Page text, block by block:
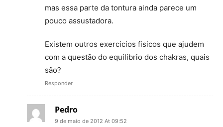
mas essa parte da tontura ainda parece um
pouco assustadora.
Existem outros exercicios fisicos que ajudem
com a questão do equilibrio dos chakras, quais
são?
Responder
Pedro
9 de maio de 2012 At 09:52